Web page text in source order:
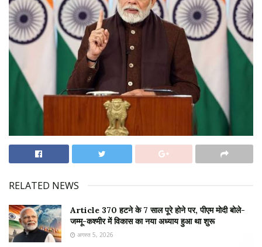
RELATED NEWS
Article 370 हटने के 7 साल पूरे होने पर, पीएम मोदी बोले-
जम्मू-कश्मीर में विकास का नया अध्याय हुआ था शुरू
अगस्त 5, 2026